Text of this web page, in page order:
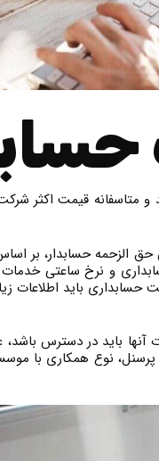
قیمت اکثر
الزحمه حسابدار، بر
و نرخ ساعتی
باید اطلاعات
باید در دسترس باشد،
پرسنل، نوع همکاری با